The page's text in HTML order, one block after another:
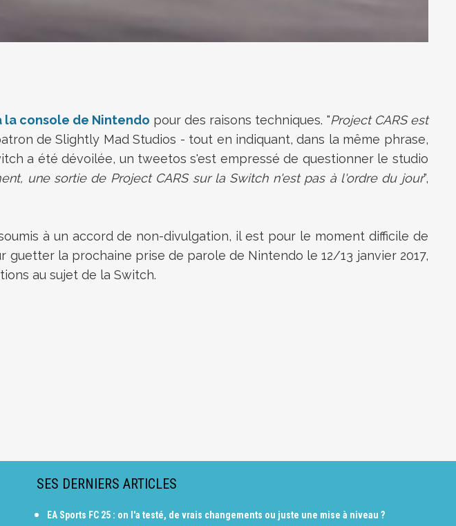
la console de Nintendo pour des raisons techniques. "Project CARS est
de Slightly Mad Studios - tout en indiquant, dans la même phrase,
a été dévoilée, un tweetos s'est empressé de questionner le studio
une sortie de Project CARS sur la Switch n'est pas à l'ordre du jour",
à un accord de non-divulgation, il est pour le moment difficile de
la prochaine prise de parole de Nintendo le 12/13 janvier 2017,
au sujet de la Switch.
SES DERNIERS ARTICLES
EA Sports FC 25 : on l'a testé, de vrais changements ou juste une mise à niveau ?